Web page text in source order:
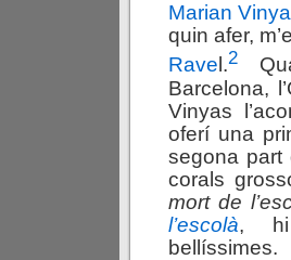
Marian
quin afer,
Rave l.2
Barcelona,
Vinyas
oferí una
segona part
corals
mort de
l’escolà, hi
bellíssimes.